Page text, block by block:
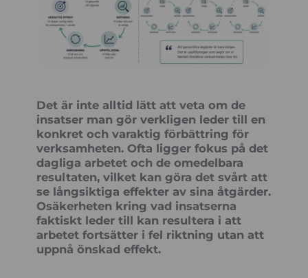
Det är inte alltid lätt att veta om de
insatser man gör verkligen leder till en
konkret och varaktig förbättring för
verksamheten. Ofta ligger fokus på det
dagliga arbetet och de omedelbara
resultaten, vilket kan göra det svårt att
se långsiktiga effekter av sina åtgärder.
Osäkerheten kring vad insatserna
faktiskt leder till kan resultera i att
arbetet fortsätter i fel riktning utan att
uppnå önskad effekt.